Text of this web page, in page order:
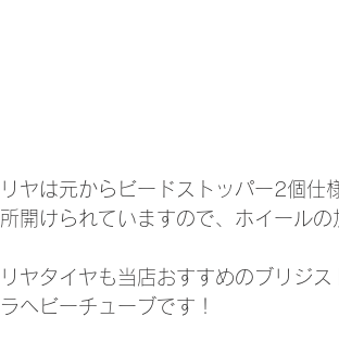
リヤは元からビードストッパー2個仕
所開けられていますので、ホイールの
リヤタイヤも当店おすすめのブリジ
ラヘビーチューブです！